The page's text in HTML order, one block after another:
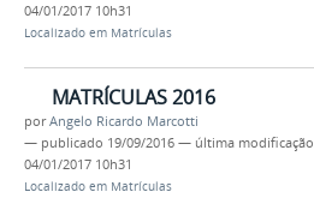
04/01/2017 10h31
Localizado em Matrículas
MATRÍCULAS 2016
porAngelo Ricardo Marcotti
— publicado 19/09/2016 — última modificação
04/01/2017 10h31
Localizado em Matrículas